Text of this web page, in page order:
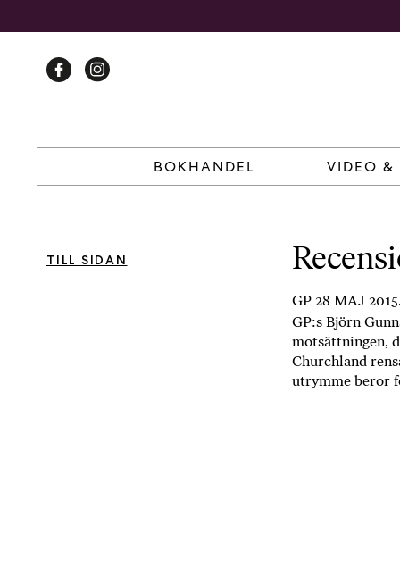
to
BOKHANDEL VIDEO &
TILL SIDAN
GP 28 MAJ 2015.
GP:s Björn
motsättningen,
Churchland
utrymme beror